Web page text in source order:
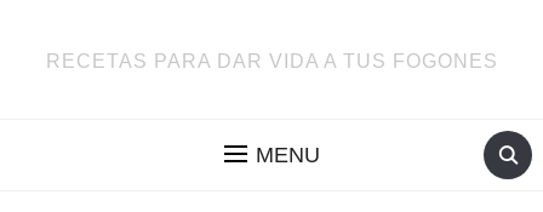
RECETAS PARA DAR VIDA A TUS FOGONES
MENU